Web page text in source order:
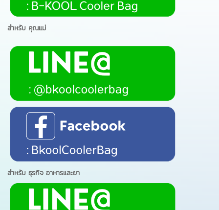
สำหรับ คุณแม่
สำหรับ ธุรกิจ อาหารและยา